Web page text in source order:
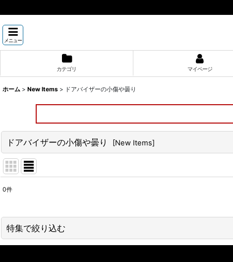
メニュー
カテゴリ マイページ
ホーム > New Items > ドアバイザーの小傷や曇り
ドアバイザーの小傷や曇り [New Items]
並び順 :
0件
特集で絞り込む